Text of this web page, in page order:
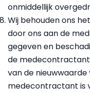
onmiddellijk
Wij behouden ons
door ons aan de
gegeven en
de
van de
medecontractant is